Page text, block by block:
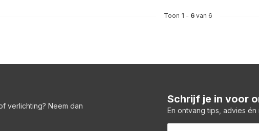
Toon 1 - 6van 6
verlichting? Neem dan
Schrijf je in voor
En ontvang tips, advies